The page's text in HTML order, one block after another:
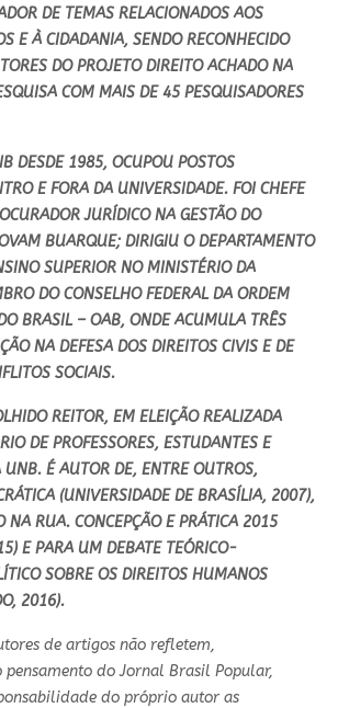
DE TEMAS RELACIONADOS AOS
E À CIDADANIA, SENDO RECONHECIDO
DO PROJETO DIREITO ACHADO NA
COM MAIS DE 45 PESQUISADORES
DESDE 1985, OCUPOU POSTOS
E FORA DA UNIVERSIDADE. FOI CHEFE
JURÍDICO NA GESTÃO DO
BUARQUE; DIRIGIU O DEPARTAMENTO
SUPERIOR NO MINISTÉRIO DA
DO CONSELHO FEDERAL DA ORDEM
BRASIL – OAB, ONDE ACUMULA TRÊS
NA DEFESA DOS DIREITOS CIVIS E DE
SOCIAIS.
REITOR, EM ELEIÇÃO REALIZADA
DE PROFESSORES, ESTUDANTES E
É AUTOR DE, ENTRE OUTROS,
(UNIVERSIDADE DE BRASÍLIA, 2007),
NA RUA. CONCEPÇÃO E PRÁTICA 2015
E PARA UM DEBATE TEÓRICO-
SOBRE OS DIREITOS HUMANOS
2016).
de artigos não refletem,
pensamento do Jornal Brasil Popular,
do próprio autor as